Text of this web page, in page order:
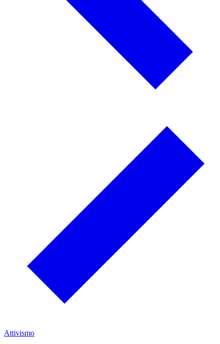
Attivismo